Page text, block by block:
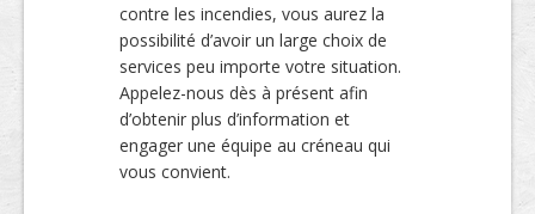
contre les incendies, vous aurez la
possibilité d’avoir un large choix de
services peu importe votre situation.
Appelez-nous dès à présent afin
d’obtenir plus d’information et
engager une équipe au créneau qui
vous convient.